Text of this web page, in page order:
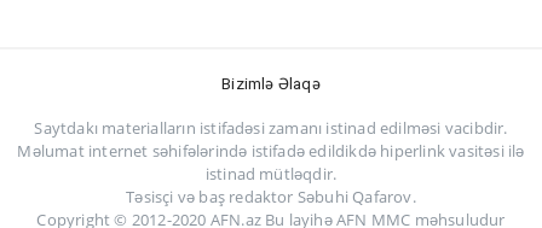
Bizimlə Əlaqə
Saytdakı materialların istifadəsi zamanı istinad edilməsi vacibdir.
Məlumat internet səhifələrində istifadə edildikdə hiperlink vasitəsi ilə
istinad mütləqdir.
Təsisçi və baş redaktor Səbuhi Qafarov.
Copyright © 2012-2020 AFN.az Bu layihə AFN MMC məhsuludur